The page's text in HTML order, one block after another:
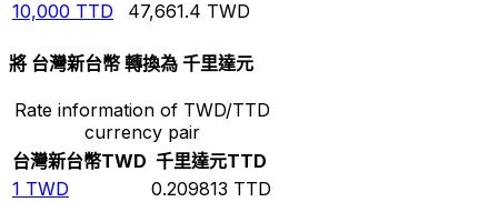
10,000 TTD 47,661.4 TWD
將 台灣新台幣 轉換為 千里達元
Rate information of TWD/TTD
currency pair
台灣新台幣TWD 千里達元TTD
1 TWD 0.209813 TTD